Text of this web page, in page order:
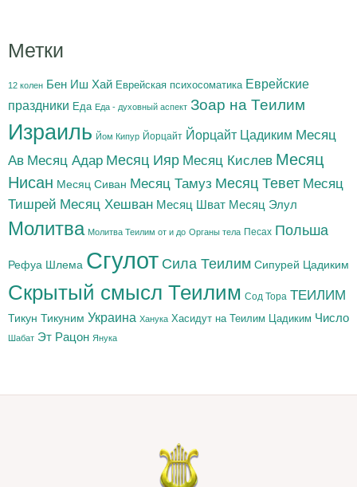
Метки
12 колен Бен Иш Хай Еврейская психосоматика Еврейские
праздники Еда Еда - духовный аспект Зоар на Теилим
Израиль Йом Кипур Йорцайт Йорцайт Цадиким Месяц
Ав Месяц Адар Месяц Ияр Месяц Кислев Месяц
Нисан Месяц Сиван Месяц Тамуз Месяц Тевет Месяц
Тишрей Месяц Хешван Месяц Шват Месяц Элул
Молитва Молитва Теилим от и до Органы тела Песах Польша
Рефуа Шлема Сгулот Сила Теилим Сипурей Цадиким
Скрытый смысл Теилим Сод Тора ТЕИЛИМ
Тикун Тикуним Украина Ханука Хасидут на Теилим Цадиким Число
Шабат Эт Рацон Янука